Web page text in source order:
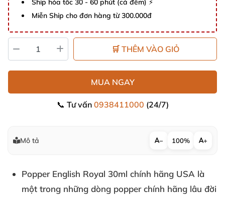
Ship hỏa tốc 30 - 60 phút (cả đêm) ⚡
Miễn Ship cho đơn hàng từ 300.000đ
🛒 THÊM VÀO GIỎ
MUA NGAY
📞 Tư vấn 0938411000 (24/7)
Mô tả − 100% +
Popper English Royal 30ml chính hãng USA là
một trong những dòng popper chính hãng lâu đời